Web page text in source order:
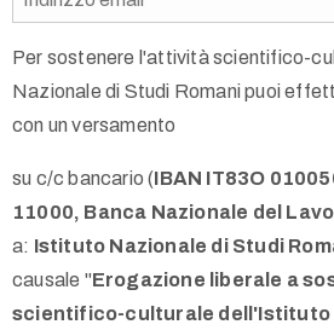
Per sostenere l'attività scientifico-
Nazionale di Studi Romani puoi
con un versamento
su c/c bancario (IBAN IT83O
11000, Banca Nazionale del
a: Istituto Nazionale di Studi
causale "Erogazione liberale a
scientifico-culturale dell'Istituto